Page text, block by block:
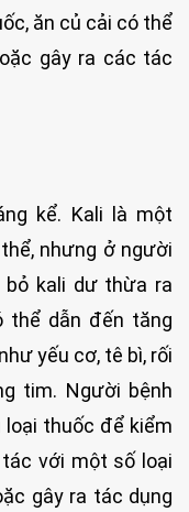
ăn củ cải có thể
gây ra các tác
kể. Kali là một
nhưng ở người
bỏ kali dư thừa ra
thể dẫn đến tăng
yếu cơ, tê bì, rối
tim. Người bệnh
thuốc để kiểm
với một số loại
gây ra tác dụng